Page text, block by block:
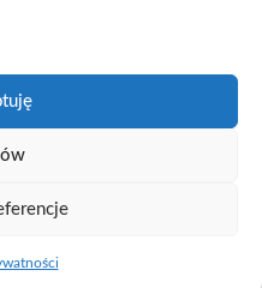
spotkanie
zastrzeżone